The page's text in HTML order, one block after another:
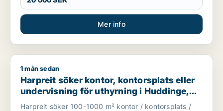
Mer info
Harpreit söker kontor, kontorsplats eller undervisning för
1 mån sedan
Harpreit söker kontor, kontorsplats eller
undervisning för uthyrning i Huddinge,
Botkyrka eller Haninge m.fl.
Harpreit söker 100-1000 m² kontor / kontorsplats /